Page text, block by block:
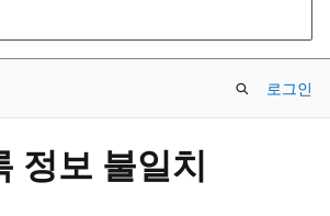
로그인
정보 불일치